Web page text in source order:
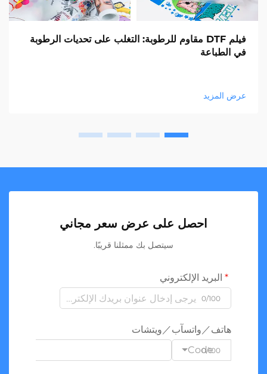
فيلم DTF مقاوم للرطوبة: التغلب على تحديات الرطوبة
في الطباعة
عرض المزيد
احصل على عرض سعر مجاني
سيتصل بك ممثلنا قريبًا.
البريد الإلكتروني
0/100
هاتف／واتسآب／ويتشات
Code
0/100